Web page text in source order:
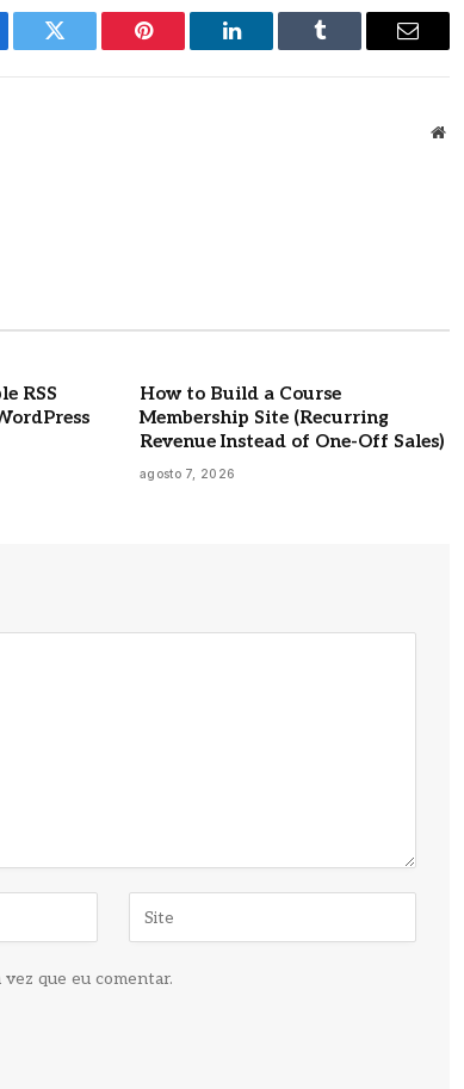
Twitter Pinterest LinkedIn Tumblr
E-
Site
RSS
How to Build a Course
Membership Site (Recurring
Revenue Instead of One-Off Sales)
agosto 7, 2026
que eu comentar.